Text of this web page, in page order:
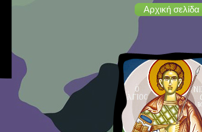
Αρχική σελίδα